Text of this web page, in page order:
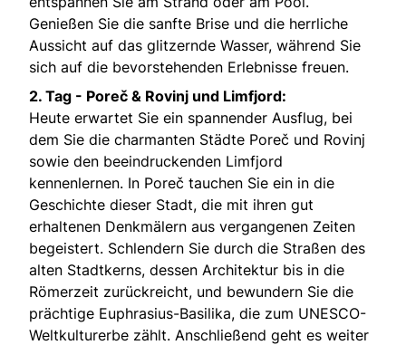
Genießen Sie die sanfte Brise und die herrliche
Aussicht auf das glitzernde Wasser, während Sie
sich auf die bevorstehenden Erlebnisse freuen.
2. Tag - Poreč & Rovinj und Limfjord:
Heute erwartet Sie ein spannender Ausflug, bei
dem Sie die charmanten Städte Poreč und Rovinj
sowie den beeindruckenden Limfjord
kennenlernen. In Poreč tauchen Sie ein in die
Geschichte dieser Stadt, die mit ihren gut
erhaltenen Denkmälern aus vergangenen Zeiten
begeistert. Schlendern Sie durch die Straßen des
alten Stadtkerns, dessen Architektur bis in die
Römerzeit zurückreicht, und bewundern Sie die
prächtige Euphrasius-Basilika, die zum UNESCO-
Weltkulturerbe zählt. Anschließend geht es weiter